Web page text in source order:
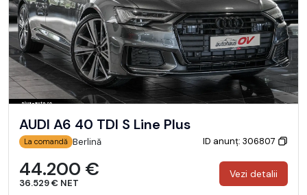
AUDI A6 40 TDI S Line Plus
La comandă Berlină ID anunț: 306807
44.200 €
36.529 € NET
Vezi detalii